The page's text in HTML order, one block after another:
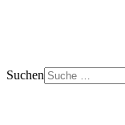
Suchen